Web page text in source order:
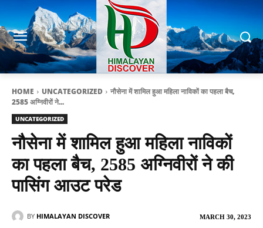
HOME UNCATEGORIZED
नौसेना में शामिल हुआ महिला नाविकों का पहला बैच,
2585 अग्निवीरों ने...
UNCATEGORIZED
नौसेना में शामिल हुआ महिला नाविकों
का पहला बैच, 2585 अग्निवीरों ने की
पासिंग आउट परेड
MARCH 30, 2023
BY HIMALAYAN DISCOVER